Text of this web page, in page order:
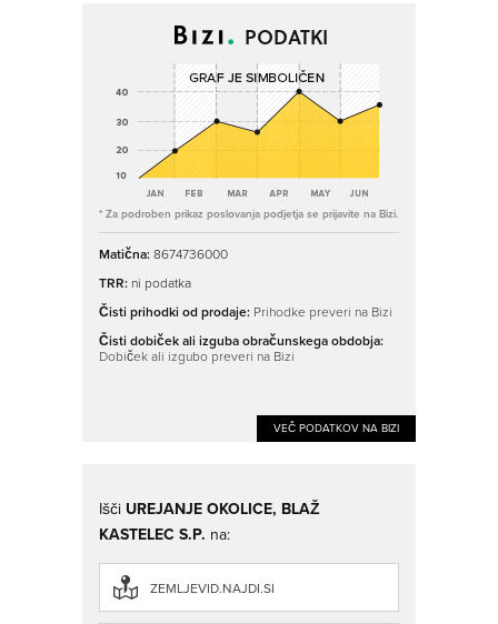
PODATKI
* Za podroben prikaz poslovanja podjetja se prijavite na Bizi.
Matična:8674736000
TRR: ni podatka
Čisti prihodki od prodaje: Prihodke preveri na Bizi
Čisti dobiček ali izguba obračunskega obdobja:
Dobiček ali izgubo preveri na Bizi
VEČ PODATKOV NA BIZI
Išči UREJANJE OKOLICE, BLAŽ
KASTELEC S.P. na:
ZEMLJEVID.NAJDI.SI